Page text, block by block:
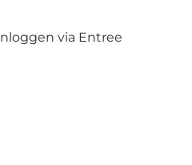
via Entree